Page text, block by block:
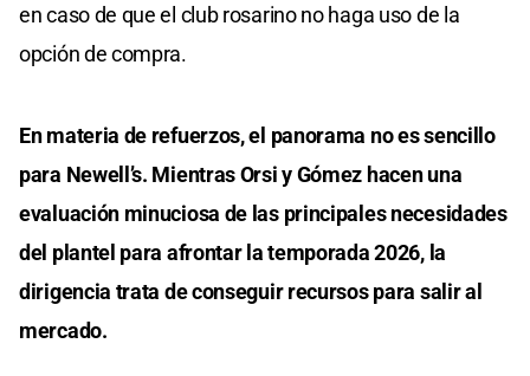
en caso de que el club rosarino no haga uso de la
opción de compra.
En materia de refuerzos, el panorama no es sencillo
para Newell’s. Mientras Orsi y Gómez hacen una
evaluación minuciosa de las principales necesidades
del plantel para afrontar la temporada 2026, la
dirigencia trata de conseguir recursos para salir al
mercado.